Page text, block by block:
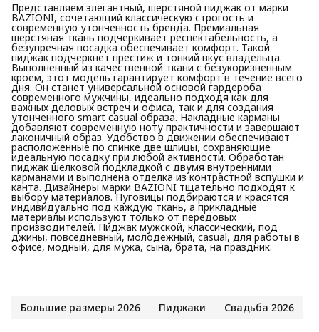
Представляем элегантный, шерстяной пиджак от марки
BAZIONI, сочетающий классическую строгость и
современную утонченность бренда. Премиальная
шерстяная ткань подчеркивает респектабельность, а
безупречная посадка обеспечивает комфорт. Такой
пиджак подчеркнет престиж и тонкий вкус владельца.
Выполненный из качественной ткани с безукоризненным
кроем, этот модель гарантирует комфорт в течение всего
дня. Он станет универсальной основой гардероба
современного мужчины, идеально подходя как для
важных деловых встреч и офиса, так и для создания
утонченного smart casual образа. Накладные карманы
добавляют современную ноту практичности и завершают
лаконичный образ. Удобство в движении обеспечивают
расположенные по спинке две шлицы, сохраняющие
идеальную посадку при любой активности. Обработан
пиджак шелковой подкладкой с двумя внутренними
карманами и выполнена отделка из контрастной вспушки и
канта. Дизайнеры марки BAZIONI тщательно подходят к
выбору материалов. Пуговицы подбираются и красятся
индивидуально под каждую ткань, а прикладные
материалы используют только от передовых
производителей. Пиджак мужской, классический, под
джины, повседневный, молодежный, casual, для работы в
офисе, модный, для мужа, сына, брата, на праздник.
Большие размеры 2026 Пиджаки Свадьба 2026